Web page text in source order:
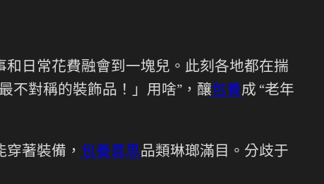
日常花費融會到一塊兒。此刻各地都在揣
不對稱的裝飾品！」用啥”，釀包養成 “老年
著裝備， 包養意思品類琳瑯滿目。分歧于